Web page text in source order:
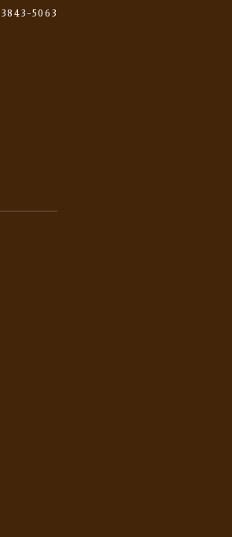
5063